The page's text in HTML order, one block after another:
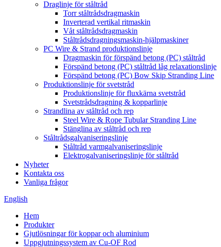
Draglinje för ståltråd
Torr ståltrådsdragmaskin
Inverterad vertikal ritmaskin
Våt ståltrådsdragmaskin
Ståltrådsdragningsmaskin-hjälpmaskiner
PC Wire & Strand produktionslinje
Dragmaskin för förspänd betong (PC) ståltråd
Förspänd betong (PC) ståltråd låg relaxationslinje
Förspänd betong (PC) Bow Skip Stranding Line
Produktionslinje för svetstråd
Produktionslinje för fluxkärna svetstråd
Svetstrådsdragning & kopparlinje
Strandlina av ståltråd och rep
Steel Wire & Rope Tubular Stranding Line
Stänglina av ståltråd och rep
Ståltrådsgalvaniseringslinje
Ståltråd varmgalvaniseringslinje
Elektrogalvaniseringslinje för ståltråd
Nyheter
Kontakta oss
Vanliga frågor
English
Hem
Produkter
Gjutlösningar för koppar och aluminium
Uppgjutningssystem av Cu-OF Rod